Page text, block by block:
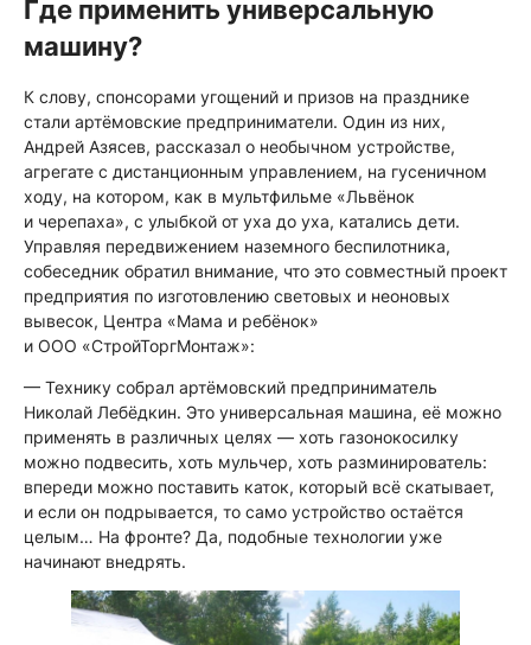
Где применить универсальную
машину?
К слову, спонсорами угощений и призов на празднике
стали артёмовские предприниматели. Один из них,
Андрей Азясев, рассказал о необычном устройстве,
агрегате с дистанционным управлением, на гусеничном
ходу, на котором, как в мультфильме «Львёнок
и черепаха», с улыбкой от уха до уха, катались дети.
Управляя передвижением наземного беспилотника,
собеседник обратил внимание, что это совместный проект
предприятия по изготовлению световых и неоновых
вывесок, Центра «Мама и ребёнок»
и ООО «СтройТоргМонтаж»:
— Технику собрал артёмовский предприниматель
Николай Лебёдкин. Это универсальная машина, её можно
применять в различных целях — хоть газонокосилку
можно подвесить, хоть мульчер, хоть разминирователь:
впереди можно поставить каток, который всё скатывает,
и если он подрывается, то само устройство остаётся
целым… На фронте? Да, подобные технологии уже
начинают внедрять.